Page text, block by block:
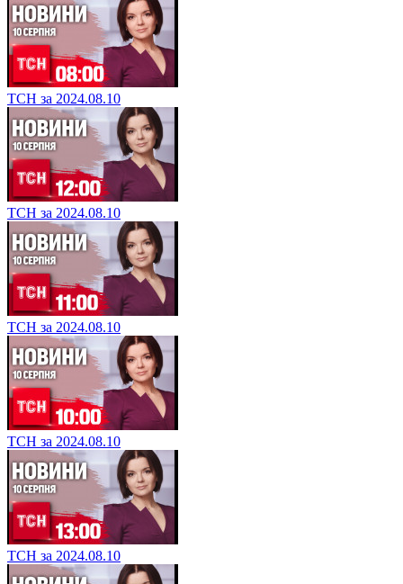
ТСН за 2024.08.10
ТСН за 2024.08.10
ТСН за 2024.08.10
ТСН за 2024.08.10
ТСН за 2024.08.10